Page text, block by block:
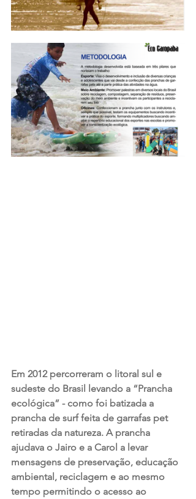
Em 2012 percorreram o litoral sul e
sudeste do Brasil levando a “Prancha
ecológica” - como foi batizada a
prancha de surf feita de garrafas pet
retiradas da natureza. A prancha
ajudava o Jairo e a Carol a levar
mensagens de preservação, educação
ambiental, reciclagem e ao mesmo
tempo permitindo o acesso ao